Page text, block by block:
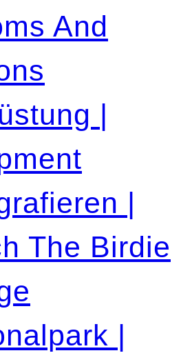
And
|
|
The Birdie
|